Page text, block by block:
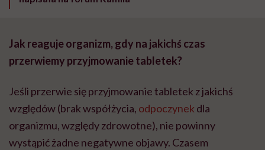
Jak reaguje organizm, gdy na jakichś czas
przerwiemy przyjmowanie tabletek?
Jeśli przerwie się przyjmowanie tabletek z jakichś
względów (brak współżycia, odpoczynek dla
organizmu, względy zdrowotne), nie powinny
wystąpić żadne negatywne objawy. Czasem